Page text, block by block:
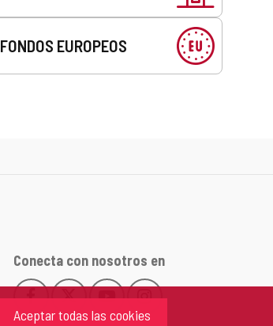
Aceptar todas las cookies
FONDOS EUROPEOS
Conecta con nosotros en
Este
enlace
Este
enlace
Este
enlace
Este
enlace